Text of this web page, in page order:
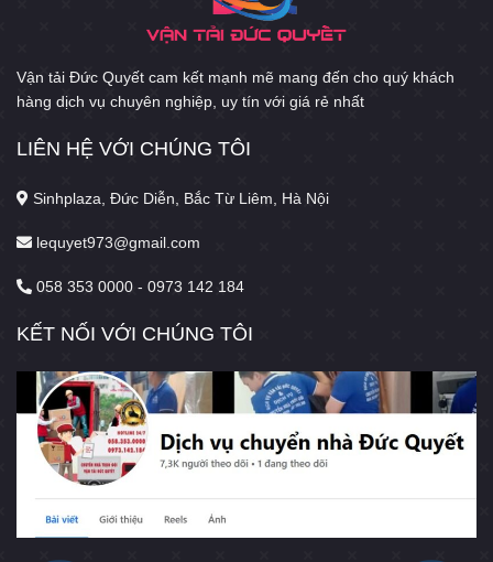
Vận tải Đức Quyết cam kết mạnh mẽ mang đến cho quý khách
hàng dịch vụ chuyên nghiệp, uy tín với giá rẻ nhất
LIÊN HỆ VỚI CHÚNG TÔI
Sinhplaza, Đức Diễn, Bắc Từ Liêm, Hà Nội
lequyet973@gmail.com
058 353 0000 - 0973 142 184
KẾT NỐI VỚI CHÚNG TÔI